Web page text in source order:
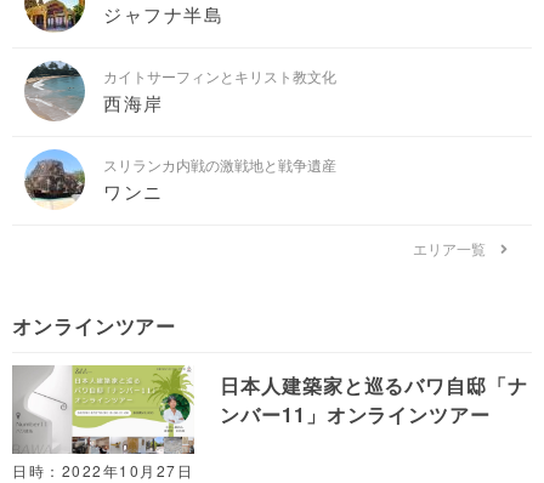
ジャフナ半島
カイトサーフィンとキリスト教文化
西海岸
スリランカ内戦の激戦地と戦争遺産
ワンニ
エリア一覧
オンラインツアー
日本人建築家と巡るバワ自邸「ナ
ンバー11」オンラインツアー
日時：2022年10月27日